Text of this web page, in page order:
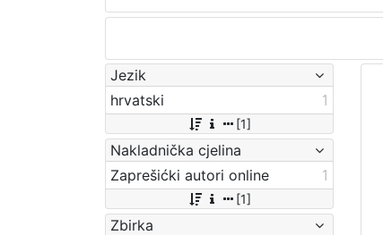
Jezik
hrvatski
1
[1]
Nakladnička cjelina
Zaprešićki autori online
1
[1]
Zbirka